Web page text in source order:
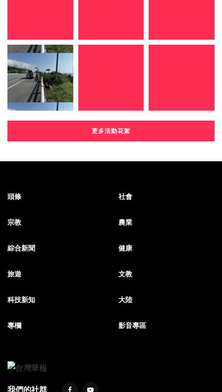
更多活動花絮
頭條 社會
宗教 農業
綜合新聞 健康
旅遊 文教
科技新知 大陸
專欄 影音專區
我們的社群